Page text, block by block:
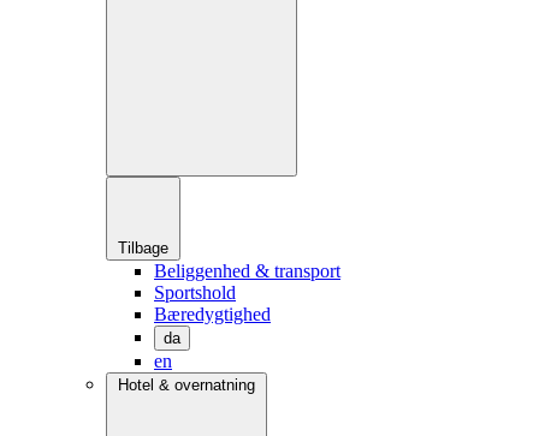
Tilbage
Beliggenhed & transport
Sportshold
Bæredygtighed
da
en
Hotel & overnatning